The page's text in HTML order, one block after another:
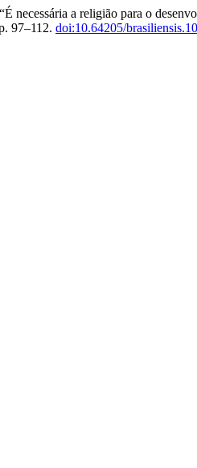
necessária a religião para o
97–112. doi:10.64205/